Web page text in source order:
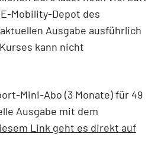
Mobility-Depot des
Ausgabe ausführlich
kann nicht
Mini-Abo (3 Monate) für 49
Ausgabe mit dem
Link geht es direkt auf